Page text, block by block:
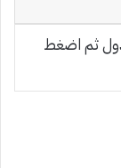
ثم اضغط